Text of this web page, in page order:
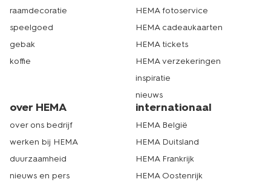
raamdecoratie
speelgoed
gebak
koffie
HEMA fotoservice
HEMA cadeaukaarten
HEMA tickets
HEMA verzekeringen
inspiratie
nieuws
over HEMA
over ons bedrijf
werken bij HEMA
duurzaamheid
nieuws en pers
internationaal
HEMA België
HEMA Duitsland
HEMA Frankrijk
HEMA Oostenrijk